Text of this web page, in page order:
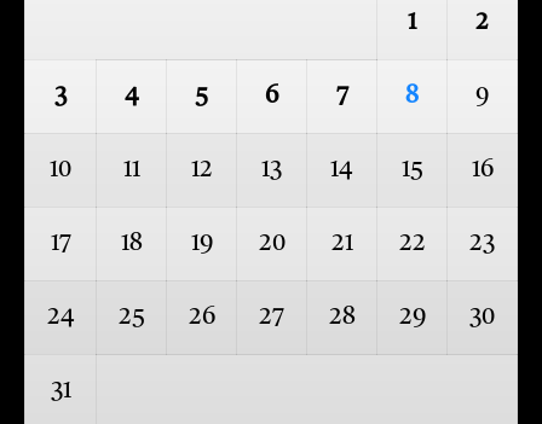
1 2
3 4 5 6 7 8 9
10 11 12 13 14 15 16
17 18 19 20 21 22 23
24 25 26 27 28 29 30
31